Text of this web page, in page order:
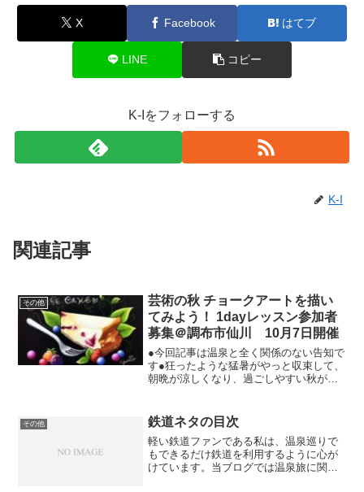
X Facebook はてブ
LINE コピー
K-Iをフォローする
K-I
関連記事
その他
芸術の秋 チョークアートを描い
てみよう！ 1dayレッスン参加者
募集＠調布市仙川 10月7日開催
●今回記事は温泉と全く関係のない告知で
す●狂ったような猛暑がやっと収束して、
朝晩が涼しくなり、過ごしやすい秋がよ
ンマを味わっていますか？ よく寝られ
ていますか？ 寝冷え...
その他 鉄道ネタの目次
軽い鉄道ファンである私は、温泉巡りで
もできるだけ鉄道を利用するように心が
けています。当ブログでは温泉旅に関連